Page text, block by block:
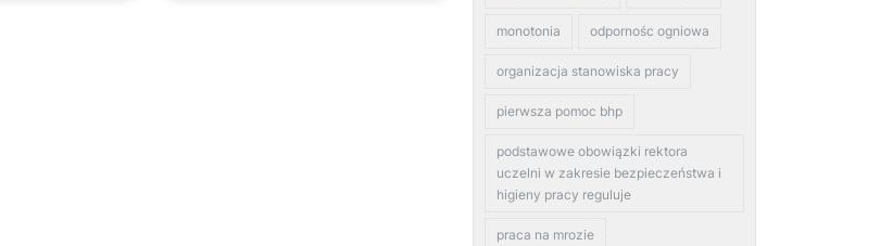
monotonia odpornośc ogniowa
organizacja stanowiska pracy
pierwsza pomoc bhp
podstawowe obowiązki rektora
uczelni w zakresie bezpieczeństwa i
higieny pracy reguluje
praca na mrozie